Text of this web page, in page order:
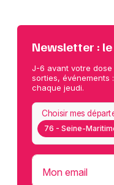
Newsletter :
J-6 avant votre dose
sorties, événements
chaque jeudi.
76 - Seine-
Choisir mes
Mon email